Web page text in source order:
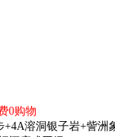
0购物
+4A溶洞银子岩+訾洲